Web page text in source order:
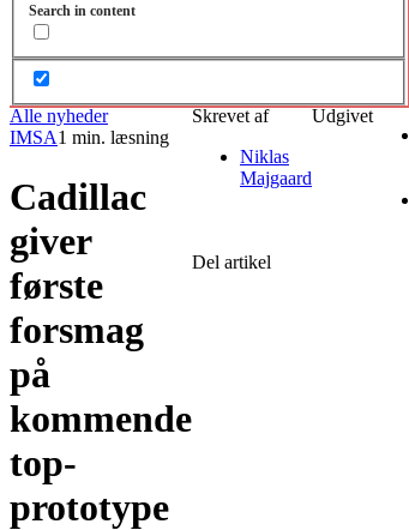
Search in content
Alle nyheder
IMSA1 min. læsning
Cadillac
giver
første
forsmag
på
kommende
top-
prototype
Skrevet af
Niklas
Majgaard
Udgivet
Del artikel